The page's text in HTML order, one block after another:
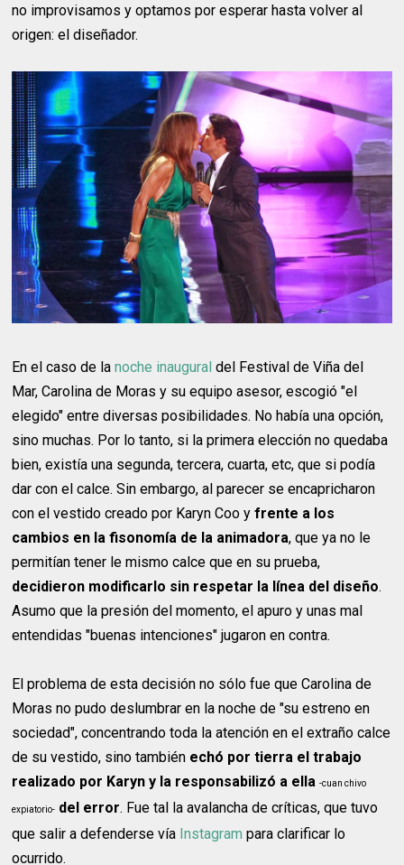
no improvisamos y optamos por esperar hasta volver al
origen: el diseñador.
En el caso de lanoche inaugural del Festival de Viña del
Mar, Carolina de Moras y su equipo asesor, escogió "el
elegido" entre diversas posibilidades. No había una opción,
sino muchas. Por lo tanto, si la primera elección no quedaba
bien, existía una segunda, tercera, cuarta, etc, que si podía
dar con el calce. Sin embargo, al parecer se encapricharon
con el vestido creado por Karyn Coo yfrente a los
cambios en la fisonomía de la animadora, que ya no le
permitían tener le mismo calce que en su prueba,
decidieron modificarlo sin respetar la línea del diseño.
Asumo que la presión del momento, el apuro y unas mal
entendidas "buenas intenciones" jugaron en contra.
El problema de esta decisión no sólo fue que Carolina de
Moras no pudo deslumbrar en la noche de "su estreno en
sociedad", concentrando toda la atención en el extraño calce
de su vestido, sino también echó por tierra el trabajo
realizado por Karyn y la responsabilizó a ella-cuan chivo
expiatorio- del error. Fue tal la avalancha de críticas, que tuvo
que salir a defenderse vía Instagram para clarificar lo
ocurrido.